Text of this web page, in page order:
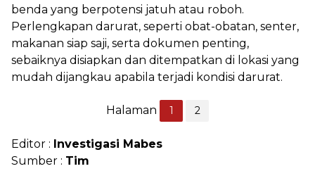
benda yang berpotensi jatuh atau roboh.
Perlengkapan darurat, seperti obat-obatan, senter,
makanan siap saji, serta dokumen penting,
sebaiknya disiapkan dan ditempatkan di lokasi yang
mudah dijangkau apabila terjadi kondisi darurat.
Halaman 1 2
Editor : Investigasi Mabes
Sumber : Tim